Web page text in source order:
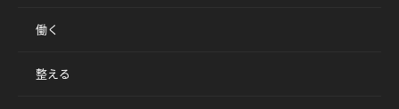
働く
整える